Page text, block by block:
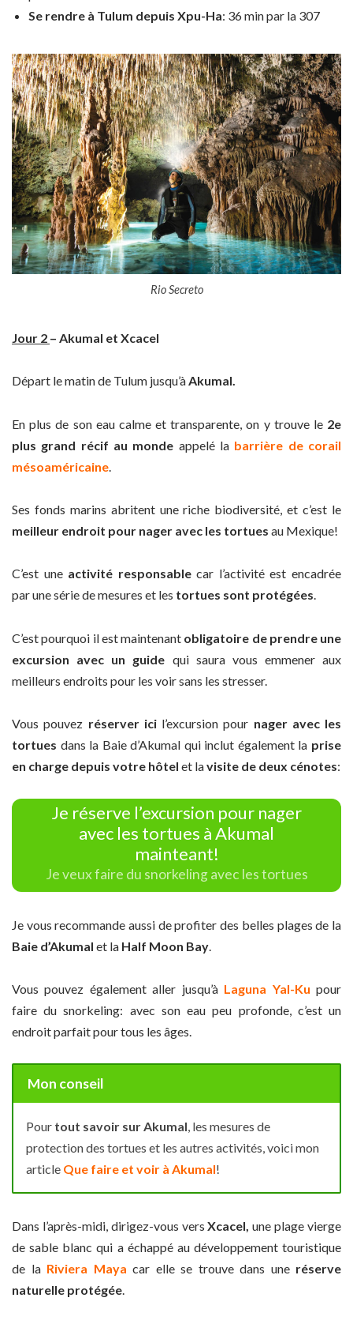
Se rendre à Tulum depuis Xpu-Ha: 36 min par la 307
Rio Secreto
Jour 2 – Akumal et Xcacel
Départ le matin de Tulum jusqu’àAkumal.
En plus de son eau calme et transparente, on y trouve le 2e
plus grand récif au monde appelé la barrière de corail
mésoaméricaine
Ses fonds marins abritent une riche biodiversité, et c’est le
meilleur endroit pour nager avec les tortues au Mexique!
C’est une activité responsablecar l’activité est encadrée
par une série de mesures et les tortues sont protégées.
C’est pourquoi il est maintenant obligatoire de prendre une
excursion avec un guide qui saura vous emmener aux
meilleurs endroits pour les voir sans les stresser.
Vous pouvez réserver icil’excursion pour nager avec les
tortues dans la Baie d’Akumal qui inclut également la prise
en charge depuis votre hôtel et lavisite de deux cénotes:
Je réserve l’excursion pour nager
avec les tortues à Akumal
mainteant!
Je veux faire du snorkeling avec les tortues
Je vous recommande aussi de profiter des belles plages de la
Baie d’Akumal et la Half Moon Bay
Vous pouvez également aller jusqu’à Laguna Yal-Ku pour
faire du snorkeling: avec son eau peu profonde, c’est un
endroit parfait pour tous les âges.
Mon conseil
Pour tout savoir sur Akumal, les mesures de
protection des tortues et les autres activités, voici mon
article Que faire et voir à Akumal!
Dans l’après-midi, dirigez-vous vers Xcacel,une plage vierge
de sable blanc qui a échappé au développement touristique
de la Riviera Maya car elle se trouve dans une réserve
naturelle protégée.